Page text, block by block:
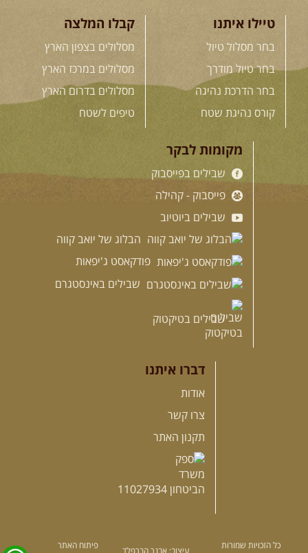
טיילו איתנו
בחר מסלול טיול
בחר טיול מודרך
בחר הדרכת נהיגה
קורס נהיגת שטח
קבלו המלצה
מסלולים בצפון הארץ
מסלולים במרכז הארץ
מסלולים בדרום הארץ
טיפים לשטח
מקומות לבקר
שבילים בפייסבוק
פייסבוק - קהילה
שבילים ביוטיוב
הבלוג של יואב קווה
פודקאסט ג'יפאות
שבילים באינסטגרם
שבילים בטיקטוק
דברו איתנו
אודות
צרו קשר
תקנון האתר
כל הזכויות שמורות
פיתוח האתר